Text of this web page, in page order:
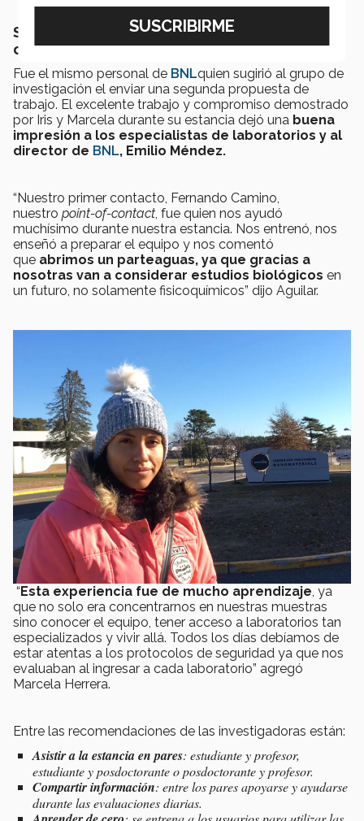
Siguientes pasos: Introducción de
componentes cuánticos funcionalizados
Fue el mismo personal de BNLquien sugirió al grupo de
investigación el enviar una segunda propuesta de
trabajo. El excelente trabajo y compromiso demostrado
por Iris y Marcela durante su estancia dejó una buena
impresión a los especialistas de laboratorios y al
director de BNL, Emilio Méndez.
“Nuestro primer contacto, Fernando Camino,
nuestro point-of-contact, fue quien nos ayudó
muchísimo durante nuestra estancia. Nos entrenó, nos
enseñó a preparar el equipo y nos comentó
que abrimos un parteaguas, ya que gracias a
nosotras van a considerar estudios biológicos en
un futuro, no solamente fisicoquímicos” dijo Aguilar.
“Esta experiencia fue de mucho aprendizaje, ya
que no solo era concentrarnos en nuestras muestras
sino conocer el equipo, tener acceso a laboratorios tan
especializados y vivir allá. Todos los días debíamos de
estar atentas a los protocolos de seguridad ya que nos
evaluaban al ingresar a cada laboratorio” agregó
Marcela Herrera.
Entre las recomendaciones de las investigadoras están:
Asistir a la estancia en pares: estudiante y profesor,
estudiante y posdoctorante o posdoctorante y profesor.
Compartir información: entre los pares apoyarse y ayudarse
durante las evaluaciones diarias.